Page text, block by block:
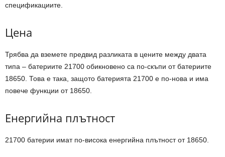
спецификациите.
Цена
Трябва да вземете предвид разликата в цените между двата
типа – батериите 21700 обикновено са по-скъпи от батериите
18650. Това е така, защото батерията 21700 е по-нова и има
повече функции от 18650.
Енергийна плътност
21700 батерии имат по-висока енергийна плътност от 18650.